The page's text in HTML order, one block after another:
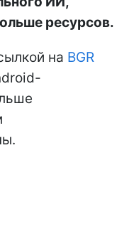
ресурсов.
на BGR